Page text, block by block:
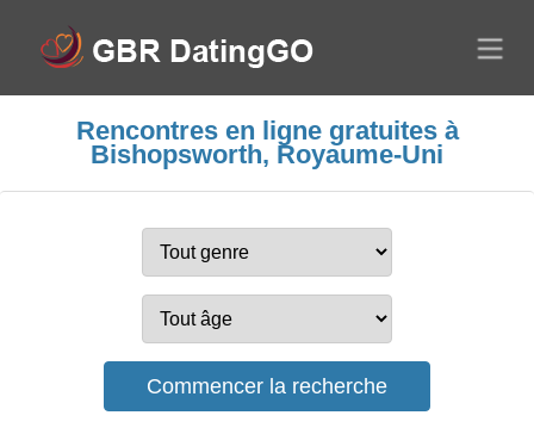
Rencontres en ligne gratuites à
Bishopsworth, Royaume-Uni